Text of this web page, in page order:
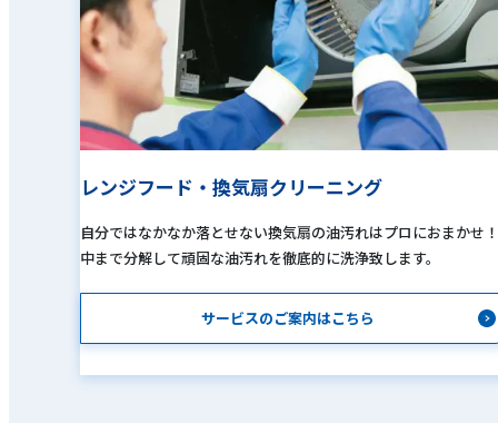
レンジフード・換気扇クリーニング
自分ではなかなか落とせない換気扇の油汚れはプロにおまかせ！
中まで分解して頑固な油汚れを徹底的に洗浄致します。
サービスのご案内はこちら